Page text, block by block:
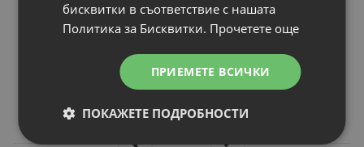
Цена:
бисквитки в съответствие с нашата
Политика за Бисквитки. Прочетете още
ПРИЕМЕТЕ ВСИЧКИ
ПОКАЖЕТЕ ПОДРОБНОСТИ